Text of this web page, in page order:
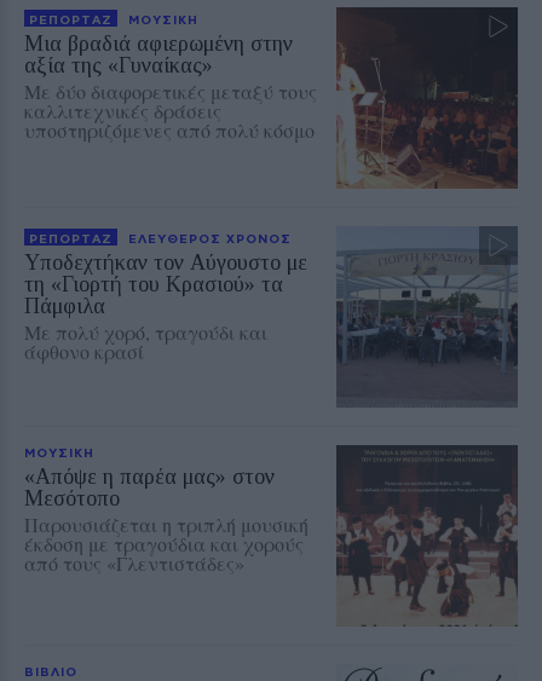
ΡΕΠΟΡΤΑΖ ΜΟΥΣΙΚΗ
Μια βραδιά αφιερωμένη στην
αξία της «Γυναίκας»
Με δύο διαφορετικές μεταξύ τους
καλλιτεχνικές δράσεις
υποστηριζόμενες από πολύ κόσμο
ΡΕΠΟΡΤΑΖ ΕΛΕΥΘΕΡΟΣ ΧΡΟΝΟΣ
Υποδεχτήκαν τον Αύγουστο με
τη «Γιορτή του Κρασιού» τα
Πάμφιλα
Με πολύ χορό, τραγούδι και
άφθονο κρασί
ΜΟΥΣΙΚΗ
«Απόψε η παρέα μας» στον
Μεσότοπο
Παρουσιάζεται η τριπλή μουσική
έκδοση με τραγούδια και χορούς
από τους «Γλεντιστάδες»
ΒΙΒΛΙΟ